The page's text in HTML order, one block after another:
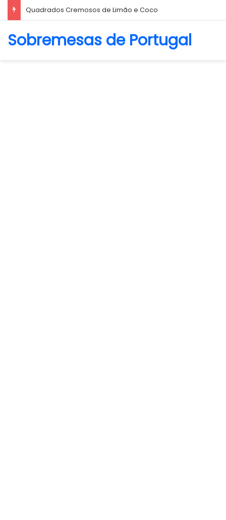
Quadrados Cremosos de Limão e Coco
Sobremesas de Portugal